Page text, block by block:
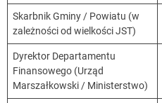
Skarbnik Gminy / Powiatu (w
zależności od wielkości JST)
Dyrektor Departamentu
Finansowego (Urząd
Marszałkowski / Ministerstwo)